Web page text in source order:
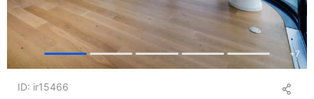
+7
ID: ir15466